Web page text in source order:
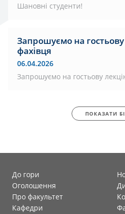
Шановні студенти!
Запрошуємо на
фахівця
06.04.2026
Запрошуємо на гостьову
ПОКАЗАТИ
До гори
Оголошення
Про факультет
Кафедри